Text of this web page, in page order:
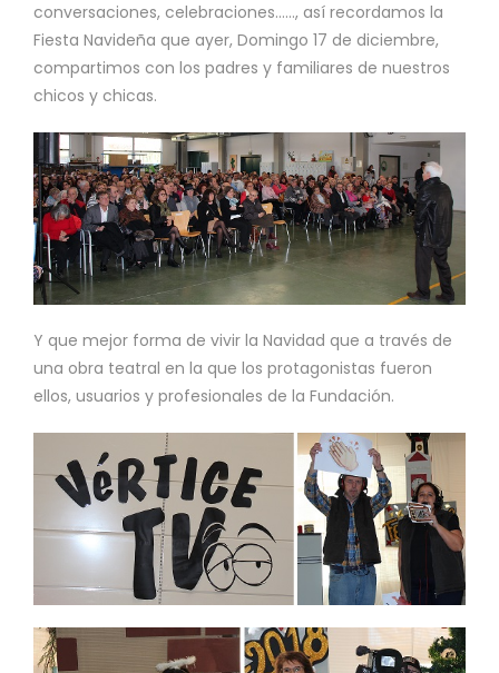
conversaciones, celebraciones……, así recordamos la
Fiesta Navideña que ayer, Domingo 17 de diciembre,
compartimos con los padres y familiares de nuestros
chicos y chicas.
Y que mejor forma de vivir la Navidad que a través de
una obra teatral en la que los protagonistas fueron
ellos, usuarios y profesionales de la Fundación.